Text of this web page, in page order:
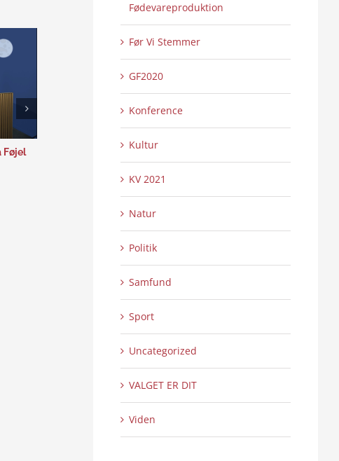
Føjel
Det Tyske Mindretal i Danmark
Show 2:2
Fødevareproduktion
Før Vi Stemmer
GF2020
Konference
Kultur
KV 2021
Natur
Politik
Samfund
Sport
Uncategorized
VALGET ER DIT
Viden